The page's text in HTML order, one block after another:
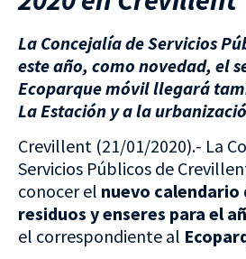
La Concejalía de Servicios
este año, como novedad, el
Ecoparque móvil llegará
La Estación y a la
Crevillent (21/01/2020).- La
Servicios Públicos de
conocer el nuevo calendario
residuos y enseres para el
el correspondiente al